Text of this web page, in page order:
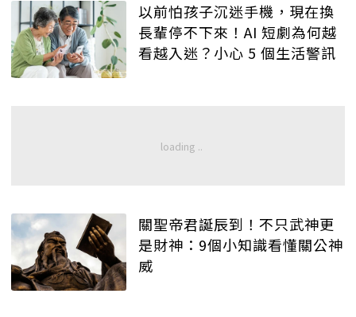
以前怕孩子沉迷手機，現在換
長輩停不下來！AI 短劇為何越
看越入迷？小心 5 個生活警訊
關聖帝君誕辰到！不只武神更
是財神：9個小知識看懂關公神
威